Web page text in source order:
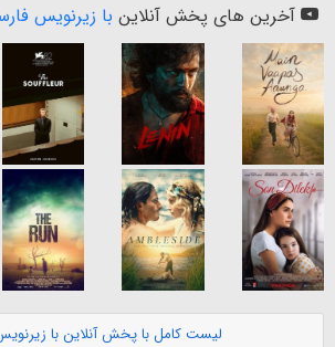
آخرین های پخش آنلاین با زیرنویس
لیست کامل با پخش آنلاین با